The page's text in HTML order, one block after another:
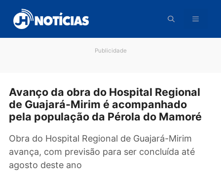
para
conteúdo
Avanço da obra do Hospital
de Guajará-Mirim é acompanhado
Obra do Hospital Regional de Guajará-Mirim
avança, com previsão para ser concluída até